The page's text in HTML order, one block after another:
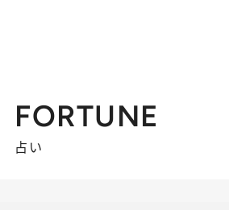
FORTUNE
占い